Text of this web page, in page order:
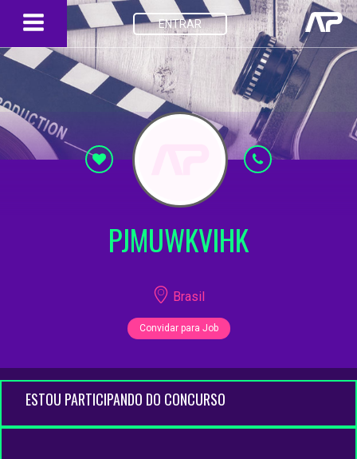
ENTRAR
PJMUWKVIHK
Brasil
Convidar para Job
ESTOU PARTICIPANDO DO CONCURSO